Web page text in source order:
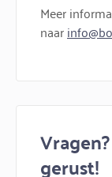
Meer
naar
gerust!